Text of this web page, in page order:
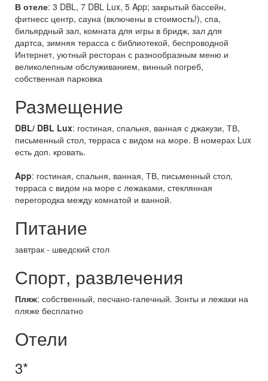
В отеле: 3 DBL, 7 DBL Lux, 5 App; закрытый бассейн,
фитнесс центр, сауна (включены в стоимость!), спа,
бильярдный зал, комната для игры в бридж, зал для
дартса, зимняя терасса с библиотекой, беспроводной
Интернет, уютный ресторан с разнообразным меню и
великолепным обслуживанием, винный погреб,
собственная парковка
Размещение
DBL/ DBL Lux: гостиная, спальня, ванная с джакузи, ТВ,
письменный стол, терраса с видом на море. В номерах Lux
есть доп. кровать.
App: гостиная, спальня, ванная, ТВ, письменный стол,
терраса с видом на море с лежаками, стеклянная
перегородка между комнатой и ванной.
Питание
завтрак - шведский стол
Спорт, развлечения
Пляж: собственный, песчано-галечный. Зонты и лежаки на
пляже бесплатно
Отели
3*